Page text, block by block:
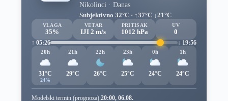
Nikolinci · Danas
Subjektivno 32°C · ↑37°C ↓21°C
VLAGA
35%
VETAR
IJI 2 m/s
PRITISAK
1012 hPa
UV
0
↑ 05:26
↓ 19:56
20h
31°C
24%
21h
29°C
22h
26°C
23h
25°C
0h
24°C
1h
24°C
Modelski termin (prognoza):20:00, 06.08.